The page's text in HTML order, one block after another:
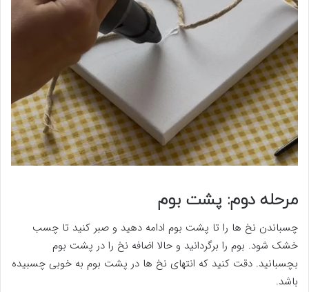
مرحله دوم: پشت بوم
چسباندن نخ ها را تا پشت بوم ادامه دهید و صبر کنید تا چسب
خشک شود. بوم را برگردانید و حالا اضافه نخ را در پشت بوم
بچسبانید. دقت کنید که انتهای نخ ها در پشت بوم به خوبی چسبیده
باشد.